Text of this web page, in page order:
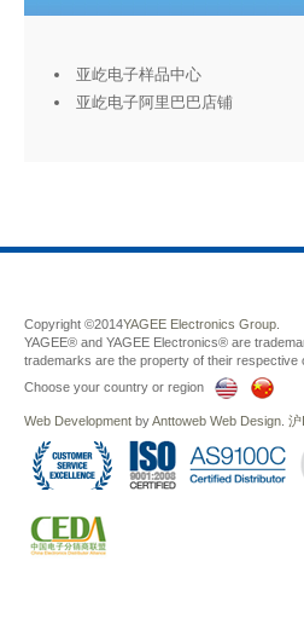
亚屹电子样品中心
亚屹电子阿里巴巴店铺
Copyright ©2014YAGEE Electronics Group.
YAGEE® and YAGEE Electronics® are
trademarks are the property of their respective
Choose your country or region
Web Development byAnttoweb Web Design 沪